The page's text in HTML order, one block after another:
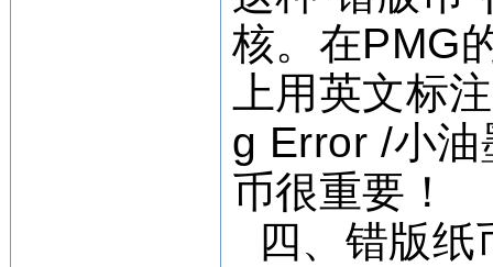
核。在PMG
上用英文标
g Error /小油
币很重要！
四、错版